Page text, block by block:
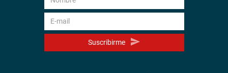
Suscribirme